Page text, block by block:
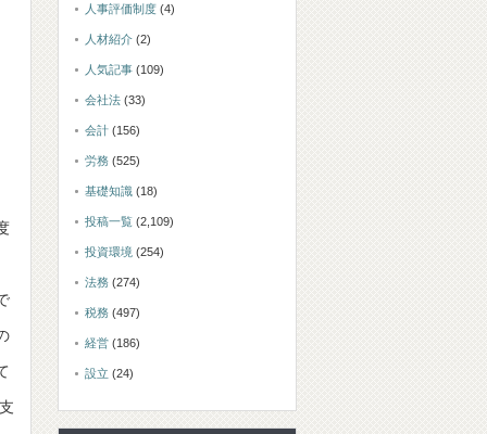
人事評価制度 (4)
人材紹介 (2)
人気記事 (109)
会社法 (33)
会計 (156)
労務 (525)
基礎知識 (18)
投稿一覧 (2,109)
投資環境 (254)
法務 (274)
税務 (497)
経営 (186)
設立 (24)